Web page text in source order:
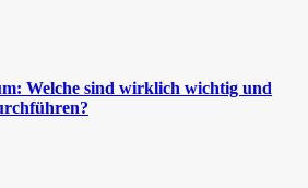
Welche sind wirklich wichtig und